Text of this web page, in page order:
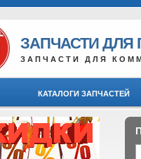
ЗАПЧАСТИ
ЗАПЧАСТИ ДЛЯ
КАТАЛОГИ ЗАПЧАСТЕЙ